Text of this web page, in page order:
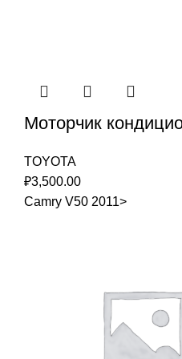
Моторчик
TOYOTA
₽3,500.00
Camry V50 2011>